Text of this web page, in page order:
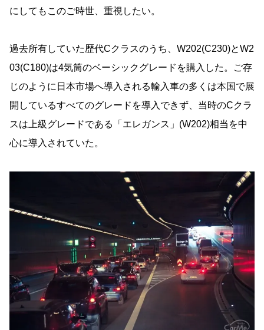
にしてもこのご時世、重視したい。
過去所有していた歴代Cクラスのうち、W202(C230)とW2
03(C180)は4気筒のベーシックグレードを購入した。ご存
じのように日本市場へ導入される輸入車の多くは本国で展
開しているすべてのグレードを導入できず、当時のCクラ
スは上級グレードである「エレガンス」(W202)相当を中
心に導入されていた。